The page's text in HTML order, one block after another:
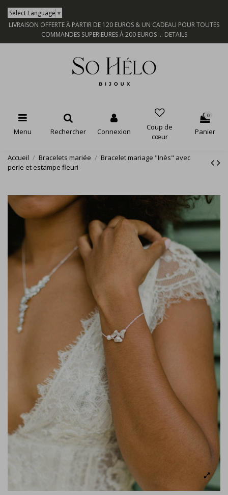
Select Language ▼
LIVRAISON OFFERTE À PARTIR DE 120 EUROS & UN CADEAU POUR TOUTES
COMMANDES SUPERIEURES À 200 EUROS ... DETAILS
Menu Rechercher Connexion
Coup de
cœur
0
Panier
Accueil Bracelets mariée
Bracelet mariage "Inès" avec
perle et estampe fleuri